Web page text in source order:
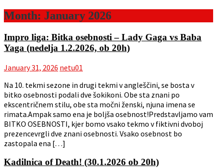
Month: January 2026
Impro liga: Bitka osebnosti – Lady Gaga vs Baba
Yaga (nedelja 1.2.2026, ob 20h)
January 31, 2026 netu01
Na 10. tekmi sezone in drugi tekmi v angleščini, se bosta v
bitko osebnosti podali dve šokikoni. Obe sta znani po
ekscentričnem stilu, obe sta močni ženski, njuna imena se
rimata.Ampak samo ena je boljša osebnost!Predstavljamo vam
BITKO OSEBNOSTI, kjer bomo vsako tekmo v fiktivni dvoboj
prezencevrgli dve znani osebnosti. Vsako osebnost bo
zastopala ena […]
Kadilnica of Death! (30.1.2026 ob 20h)